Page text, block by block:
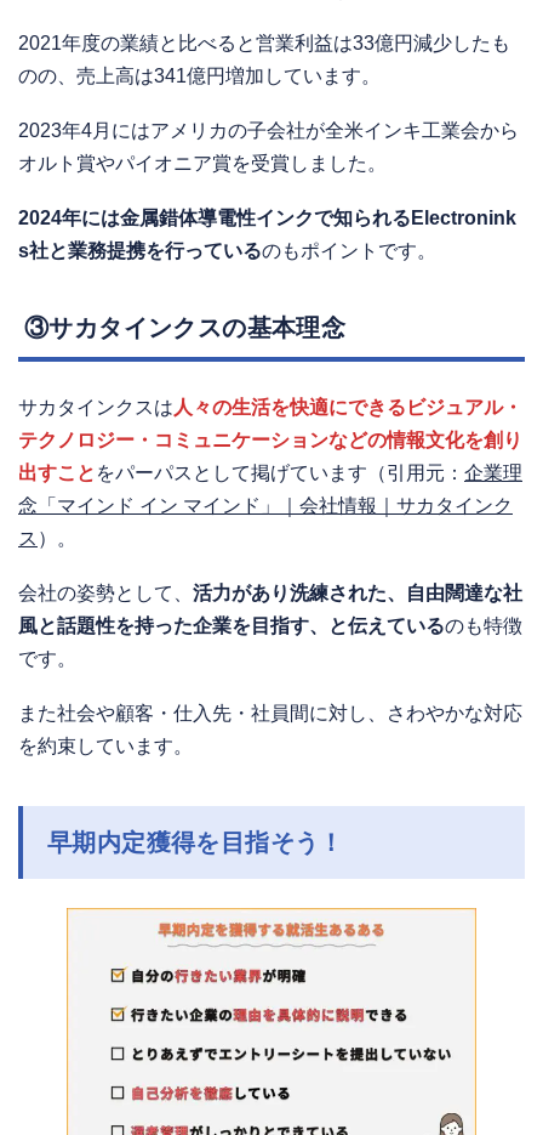
2021年度の業績と比べると営業利益は33億円減少したも
のの、売上高は341億円増加しています。
2023年4月にはアメリカの子会社が全米インキ工業会から
オルト賞やパイオニア賞を受賞しました。
2024年には金属錯体導電性インクで知られるElectronink
s社と業務提携を行っているのもポイントです。
③サカタインクスの基本理念
サカタインクスは 人々の生活を快適にできるビジュアル・
テクノロジー・コミュニケーションなどの情報文化を創り
出すこと をパーパスとして掲げています（引用元： 企業理
念「マインド イン マインド」｜会社情報｜サカタインク
ス ）。
会社の姿勢として、 活力があり洗練された、自由闊達な社
風と話題性を持った企業を目指す、と伝えているのも特徴
です。
また社会や顧客・仕入先・社員間に対し、さわやかな対応
を約束しています。
早期内定獲得を目指そう！